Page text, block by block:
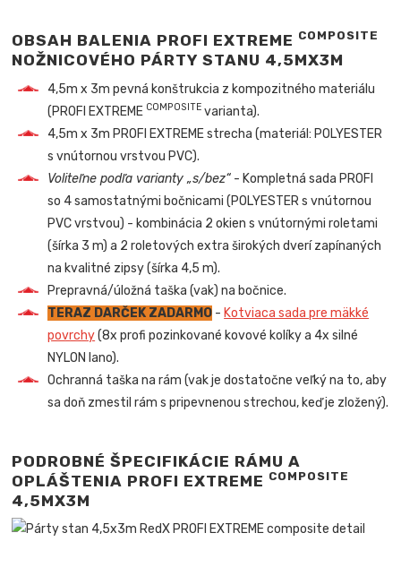
OBSAH BALENIA PROFI EXTREME COMPOSITE
NOŽNICOVÉHO PÁRTY STANU 4,5MX3M
4,5m x 3mpevná konštrukcia z kompozitného materiálu
(PROFI EXTREME COMPOSITE varianta).
4,5m x 3m PROFI EXTREME strecha (materiál: POLYESTER
s vnútornou vrstvou PVC).
Voliteľne podľa varianty „s/bez“ - Kompletná sada PROFI
so 4 samostatnými bočnicami (POLYESTER s vnútornou
PVC vrstvou) - kombinácia 2 okien s vnútornými roletami
(šírka 3 m) a 2 roletových extra širokých dverí zapínaných
na kvalitné zipsy (šírka 4,5 m).
Prepravná/úložná taška (vak) na bočnice.
TERAZ DARČEK ZADARMO - Kotviaca sada pre mäkké
povrchy(8x profi pozinkované kovové kolíky a 4x silné
NYLON lano).
Ochranná taška na rám (vak je dostatočne veľký na to, aby
sa doň zmestil rám s pripevnenou strechou, keď je zložený).
PODROBNÉ ŠPECIFIKÁCIE RÁMU A
OPLÁŠTENIA PROFI EXTREME COMPOSITE
4,5MX3M